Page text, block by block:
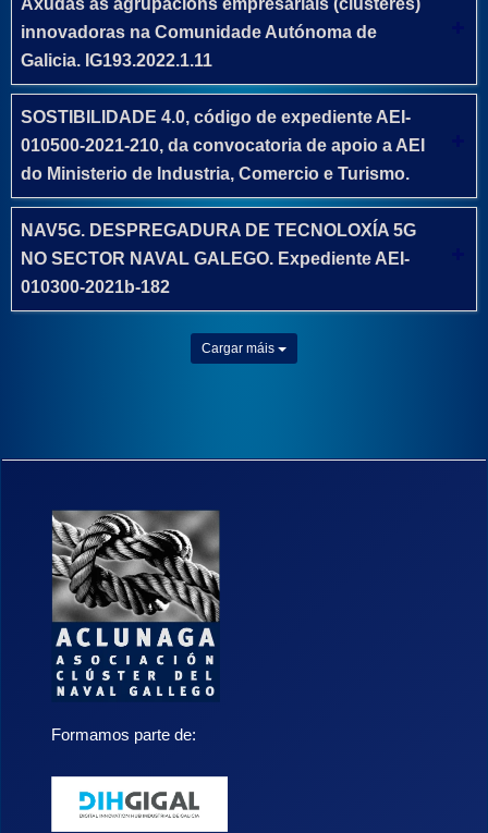
Axudas ás agrupacións empresariais (clústeres)
innovadoras na Comunidade Autónoma de
Galicia. IG193.2022.1.11
SOSTIBILIDADE 4.0, código de expediente AEI-
010500-2021-210, da convocatoria de apoio a AEI
do Ministerio de Industria, Comercio e Turismo.
NAV5G. DESPREGADURA DE TECNOLOXÍA 5G
NO SECTOR NAVAL GALEGO. Expediente AEI-
010300-2021b-182
Cargar máis
Formamos parte de: